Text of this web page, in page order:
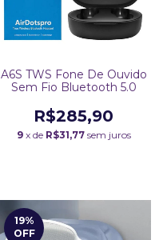
A6S TWS Fone De Ouvido
Sem Fio Bluetooth 5.0
R$285,90
9 x de R$31,77 sem juros
19%
OFF